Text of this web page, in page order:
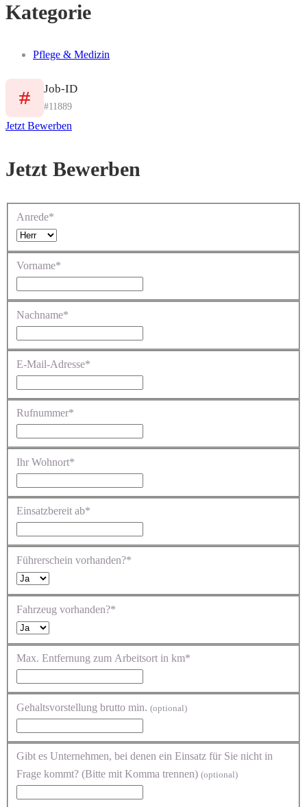
Kategorie
Pflege & Medizin
Job-ID
#11889
Jetzt Bewerben
Jetzt Bewerben
Anrede*
Vorname*
Nachname*
E-Mail-Adresse*
Rufnummer*
Ihr Wohnort*
Einsatzbereit ab*
Führerschein vorhanden?*
Fahrzeug vorhanden?*
Max. Entfernung zum Arbeitsort in km*
Gehaltsvorstellung brutto min. (optional)
Gibt es Unternehmen, bei denen ein Einsatz für Sie nicht in
Frage kommt? (Bitte mit Komma trennen) (optional)